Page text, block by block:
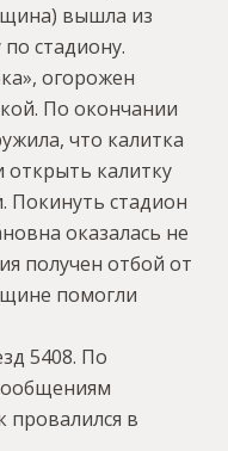
вышла из
стадиону.
огорожен
По окончании
что калитка
открыть калитку
Покинуть стадион
оказалась не
получен отбой от
помогли
5408. По
в